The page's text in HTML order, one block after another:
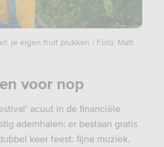
je eigen fruit plukken | Foto: Matt
voor nop
acuut in de financiële
ademhalen: er bestaan gratis
keer feest: fijne muziek,